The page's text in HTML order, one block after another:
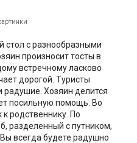
с разнообразными
произносит тосты в
встречному ласково
дорогой. Туристы
радушие. Хозяин делится
посильную помощь. Во
к родственнику. По
разделенный с путником,
всегда будете радушно